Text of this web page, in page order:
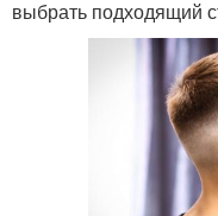
выбрать подходящий